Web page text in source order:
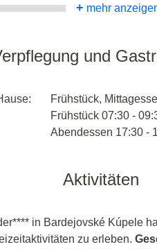
+ mehr
und
Frühstück,
Frühstück 07:30 -
Abendessen 17:30 -
Aktivitäten
in Bardejovské Kúpele
zu erleben.